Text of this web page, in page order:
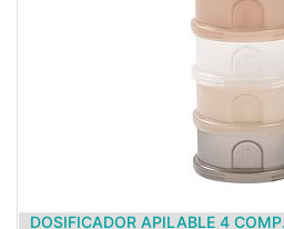
DOSIFICADOR APILABLE 4